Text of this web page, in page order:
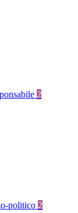
2
politico 2